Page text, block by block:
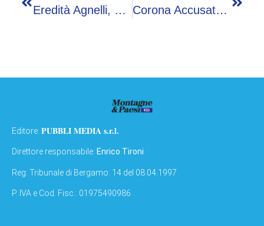
Eredità Agnelli, Margherita Chiede Di Costituirsi Parte Civile Corona Accusato Di Fake News: Meloni Sentita In Aula A Milano Il 28 Settembre
Editore: PUBBLI MEDIA s.r.l.
Direttore responsabile: Enrico Tironi
Reg: Tribunale di Bergamo: 14 del 08.04.1997
P. IVA e Cod. Fisc.: 01975490986